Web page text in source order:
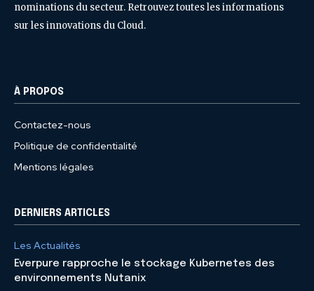
nominations du secteur. Retrouvez toutes les informations
sur les innovations du Cloud.
À PROPOS
Contactez-nous
Politique de confidentialité
Mentions légales
DERNIERS ARTICLES
Les Actualités
Everpure rapproche le stockage Kubernetes des
environnements Nutanix